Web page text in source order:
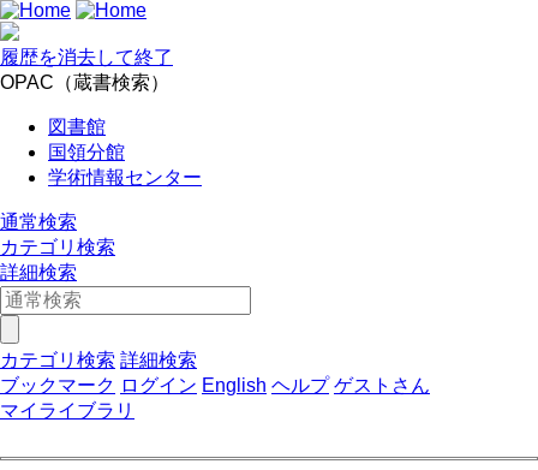
履歴を消去して終了
OPAC（蔵書検索）
図書館
国領分館
学術情報センター
通常検索
カテゴリ検索
詳細検索
カテゴリ検索 詳細検索
ブックマーク ログイン English ヘルプ ゲストさん
マイライブラリ